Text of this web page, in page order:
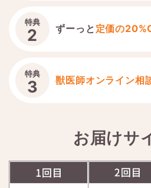
特典
2 ずーっと 定価の
特典
3 獣医師オンライン相
お届けサ